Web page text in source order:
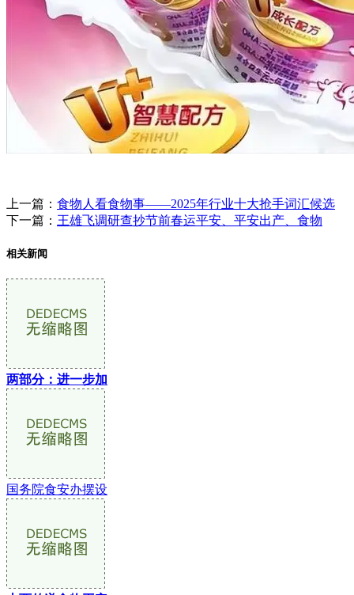
上一篇： 食物人看食物事——2025年行业十大抢手词汇候选
下一篇： 王雄飞调研查抄节前春运平安、平安出产、食物
相关新闻
两部分：进一步加
国务院食安办摆设